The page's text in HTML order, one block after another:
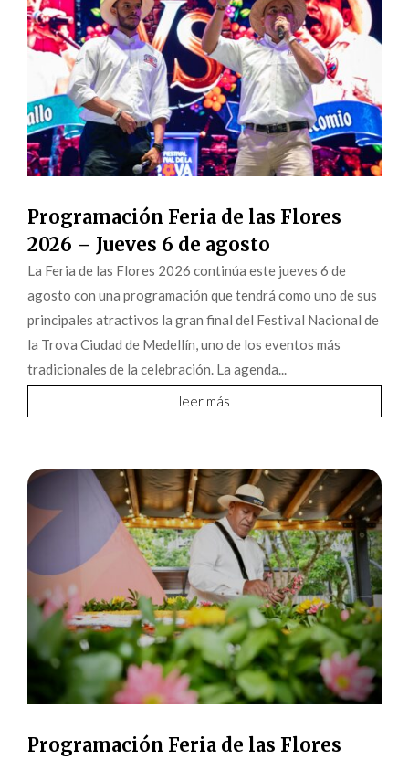
Programación Feria de las Flores
2026 – Jueves 6 de agosto
La Feria de las Flores 2026 continúa este jueves 6 de
agosto con una programación que tendrá como uno de sus
principales atractivos la gran final del Festival Nacional de
la Trova Ciudad de Medellín, uno de los eventos más
tradicionales de la celebración. La agenda...
leer más
Programación Feria de las Flores